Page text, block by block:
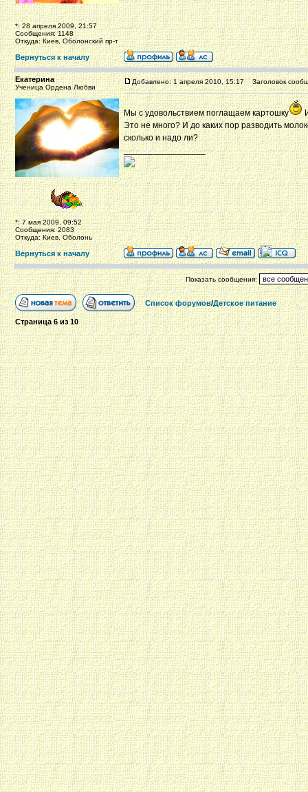
*: 28 апреля 2009, 21:57
Сообщения: 1148
Откуда: Киев, Оболонский пр-т
Вернуться к началу
Екатерина
Ученица Ордена Любви
*: 7 мая 2009, 09:52
Сообщения: 2083
Откуда: Киев, Оболонь
Добавлено: 1 апреля 2010, 15:17 Заголовок
Мы с удовольствием поглащаем картошку
Это не много? И до каких пор разводить
сколько и надо ли?
_________________
Вернуться к началу
Показать сообщения:
Список форумов/Детское питание
Страница6из10